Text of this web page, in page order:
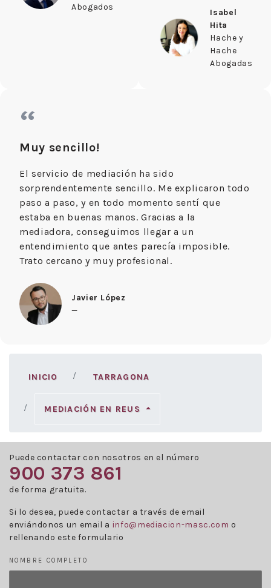
Abogados
Isabel
Hita
Hache y
Hache
Abogadas
“
Muy sencillo!
El servicio de mediación ha sido
sorprendentemente sencillo. Me explicaron todo
paso a paso, y en todo momento sentí que
estaba en buenas manos. Gracias a la
mediadora, conseguimos llegar a un
entendimiento que antes parecía imposible.
Trato cercano y muy profesional.
Javier López
—
INICIO TARRAGONA
MEDIACIÓN EN REUS
Puede contactar con nosotros en el número
900 373 861
de forma gratuita.
Si lo desea, puede contactar a través de email
enviándonos un email a info@mediacion-masc.com o
rellenando este formulario
NOMBRE COMPLETO